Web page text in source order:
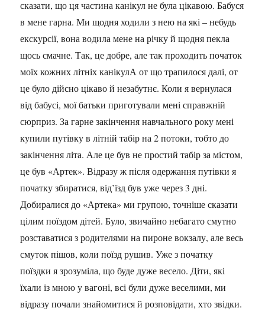
сказати, що ця частина канікул не була цікавою. Бабуся
в мене гарна. Ми щодня ходили з нею на які – небудь
екскурсії, вона водила мене на річку й щодня пекла
щось смачне. Так, це добре, але так проходить початок
моїх кожних літніх канікулА от що трапилося далі, от
це було дійсно цікаво й незабутнє. Коли я вернулася
від бабусі, мої батьки приготували мені справжній
сюрприз. За гарне закінчення навчального року мені
купили путівку в літній табір на 2 потоки, тобто до
закінчення літа. Але це був не простий табір за містом,
це був «Артек». Відразу ж після одержання путівки я
початку збиратися, від’їзд був уже через 3 дні.
Добиралися до «Артека» ми групою, точніше сказати
цілим поїздом дітей. Було, звичайно небагато смутно
розставатися з родителями на пироне вокзалу, але весь
смуток пішов, коли поїзд рушив. Уже з початку
поїздки я зрозуміла, що буде дуже весело. Діти, які
їхали із мною у вагоні, всі були дуже веселими, ми
відразу почали знайомитися й розповідати, хто звідки.